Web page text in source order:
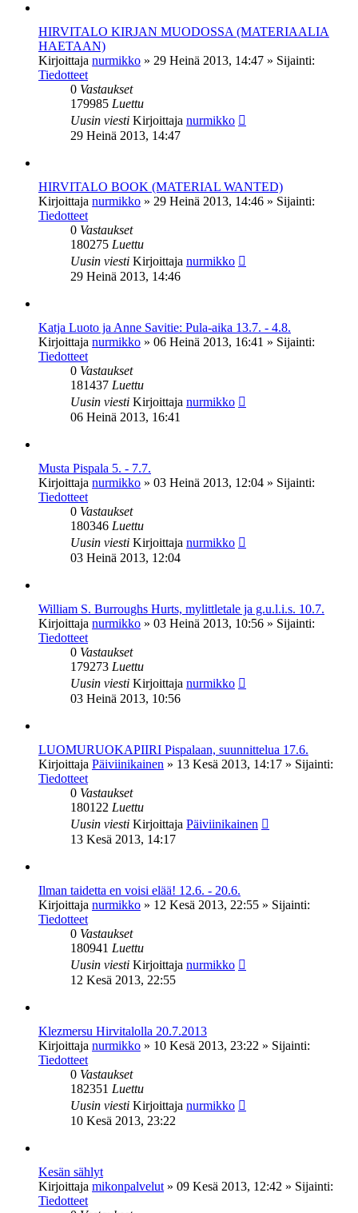
HIRVITALO KIRJAN MUODOSSA (MATERIAALIA
HAETAAN)
Kirjoittaja nurmikko » 29 Heinä 2013, 14:47 » Sijainti:
Tiedotteet
0 Vastaukset
179985 Luettu
Uusin viesti Kirjoittaja nurmikko
29 Heinä 2013, 14:47
HIRVITALO BOOK (MATERIAL WANTED)
Kirjoittaja nurmikko » 29 Heinä 2013, 14:46 » Sijainti:
Tiedotteet
0 Vastaukset
180275 Luettu
Uusin viesti Kirjoittaja nurmikko
29 Heinä 2013, 14:46
Katja Luoto ja Anne Savitie: Pula-aika 13.7. - 4.8.
Kirjoittaja nurmikko » 06 Heinä 2013, 16:41 » Sijainti:
Tiedotteet
0 Vastaukset
181437 Luettu
Uusin viesti Kirjoittaja nurmikko
06 Heinä 2013, 16:41
Musta Pispala 5. - 7.7.
Kirjoittaja nurmikko » 03 Heinä 2013, 12:04 » Sijainti:
Tiedotteet
0 Vastaukset
180346 Luettu
Uusin viesti Kirjoittaja nurmikko
03 Heinä 2013, 12:04
William S. Burroughs Hurts, mylittletale ja g.u.l.i.s. 10.7.
Kirjoittaja nurmikko » 03 Heinä 2013, 10:56 » Sijainti:
Tiedotteet
0 Vastaukset
179273 Luettu
Uusin viesti Kirjoittaja nurmikko
03 Heinä 2013, 10:56
LUOMURUOKAPIIRI Pispalaan, suunnittelua 17.6.
Kirjoittaja Päiviinikainen » 13 Kesä 2013, 14:17 » Sijainti:
Tiedotteet
0 Vastaukset
180122 Luettu
Uusin viesti Kirjoittaja Päiviinikainen
13 Kesä 2013, 14:17
Ilman taidetta en voisi elää! 12.6. - 20.6.
Kirjoittaja nurmikko » 12 Kesä 2013, 22:55 » Sijainti:
Tiedotteet
0 Vastaukset
180941 Luettu
Uusin viesti Kirjoittaja nurmikko
12 Kesä 2013, 22:55
Klezmersu Hirvitalolla 20.7.2013
Kirjoittaja nurmikko » 10 Kesä 2013, 23:22 » Sijainti:
Tiedotteet
0 Vastaukset
182351 Luettu
Uusin viesti Kirjoittaja nurmikko
10 Kesä 2013, 23:22
Kesän sählyt
Kirjoittaja mikonpalvelut » 09 Kesä 2013, 12:42 » Sijainti:
Tiedotteet